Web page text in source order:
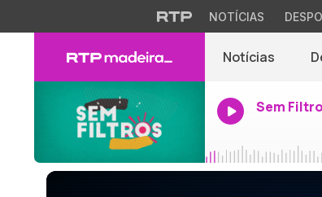
NOTÍCIAS
Notícias
Sem